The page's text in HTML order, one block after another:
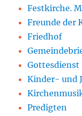
Festkirche.
Freunde der
Friedhof
Gottesdienst
Kinder- und
Predigten